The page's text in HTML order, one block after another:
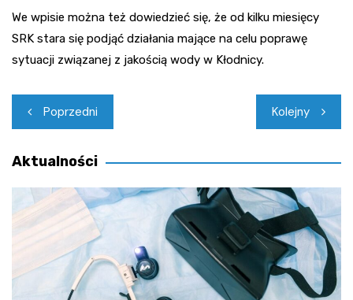
We wpisie można też dowiedzieć się, że od kilku miesięcy
SRK stara się podjąć działania mające na celu poprawę
sytuacji związanej z jakością wody w Kłodnicy.
Nawigacja
wpisu
Poprzedni Kolejny
Aktualności